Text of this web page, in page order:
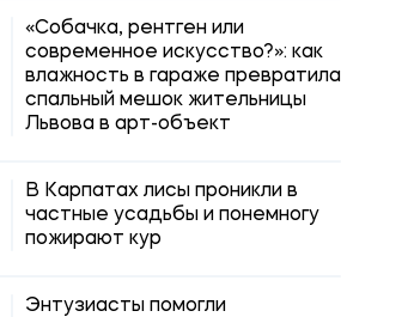
«Собачка, рентген или
современное искусство?»: как
влажность в гараже превратила
спальный мешок жительницы
Львова в арт-объект
В Карпатах лисы проникли в
частные усадьбы и понемногу
пожирают кур
Энтузиасты помогли